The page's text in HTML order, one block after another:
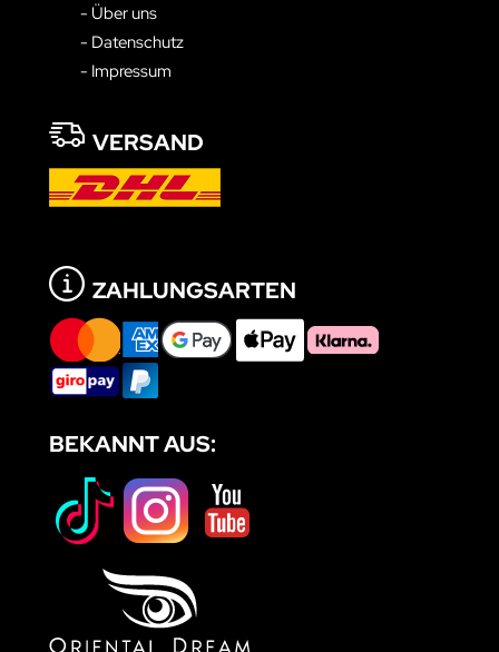
- Über uns
- Datenschutz
- Impressum
VERSAND
ZAHLUNGSARTEN
BEKANNT AUS: